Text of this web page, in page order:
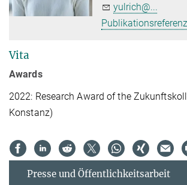
yulrich@...
Vita
Awards
2022: Research Award of the
Konstanz)
Presse und Öffentlichkeitsarbeit